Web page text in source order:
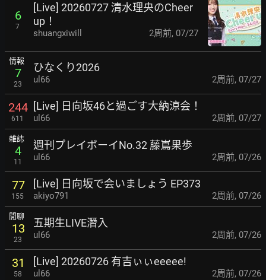
6
7
[Live] 20260727 清水理央のCheer
up！
shuangxiwill 2周前, 07/27
情報
7
23
ひなくり2026
ul66 2周前, 07/27
244
611
[Live] 日向坂46と過ごす大納涼会！
ul66 2周前, 07/27
雜誌
4
11
週刊プレイボーイNo.32 藤嶌果歩
ul66 2周前, 07/26
77
155
[Live] 日向坂で会いましょう EP373
akiyo791 2周前, 07/26
閒聊
13
23
五期生LIVE潛入
ul66 2周前, 07/26
31
58
[Live] 20260726 有吉ぃぃeeeee!
ul66 2周前, 07/26